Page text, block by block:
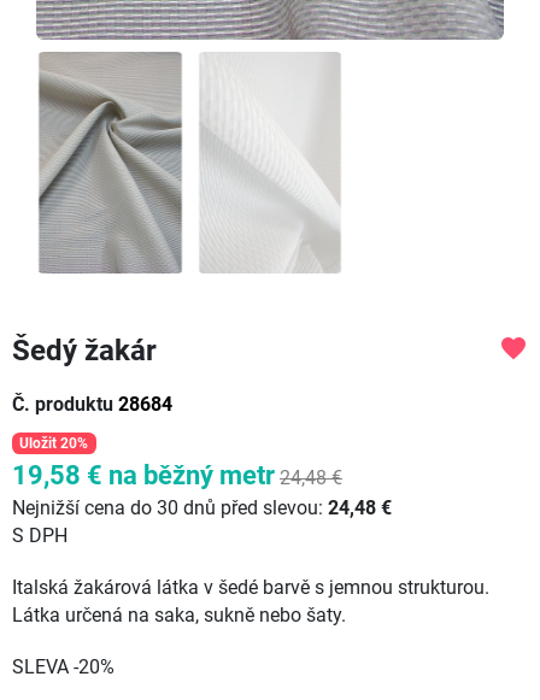
Šedý žakár
Č. produktu 28684
favorite
Uložit 20%
19,58 € na běžný metr 24,48 €
Nejnižší cena do 30 dnů před slevou: 24,48 €
S DPH
Italská žakárová látka v šedé barvě s jemnou strukturou.
Látka určená na saka, sukně nebo šaty.
SLEVA -20%